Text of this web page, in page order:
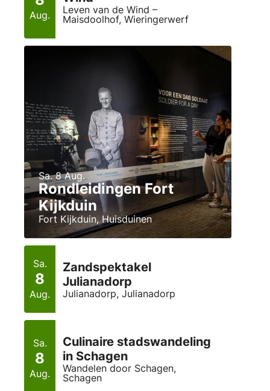
Aug.
Leven van de Wind –
Maisdoolhof, Wieringerwerf
Sa. 8 Aug.
Rondleidingen Fort
Kijkduin
Fort Kijkduin, Huisduinen
Sa.
8
Aug.
Zandspektakel
Julianadorp
Julianadorp, Julianadorp
Sa.
8
Aug.
Culinaire stadswandeling
in Schagen
Wandelen door Schagen,
Schagen